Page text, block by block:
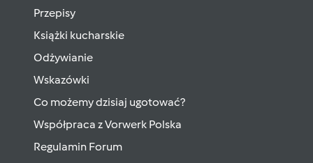
Przepisy
Książki kucharskie
Odżywianie
Wskazówki
Co możemy dzisiaj ugotować?
Współpraca z Vorwerk Polska
Regulamin Forum